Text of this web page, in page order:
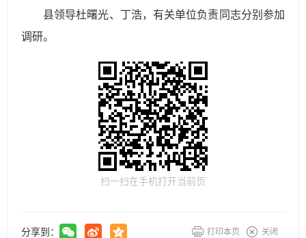
县领导杜曙光、丁浩，有关单位负责同志分别参加
调研。
扫一扫在手机打开当前页
分享到： 打印本页 关闭